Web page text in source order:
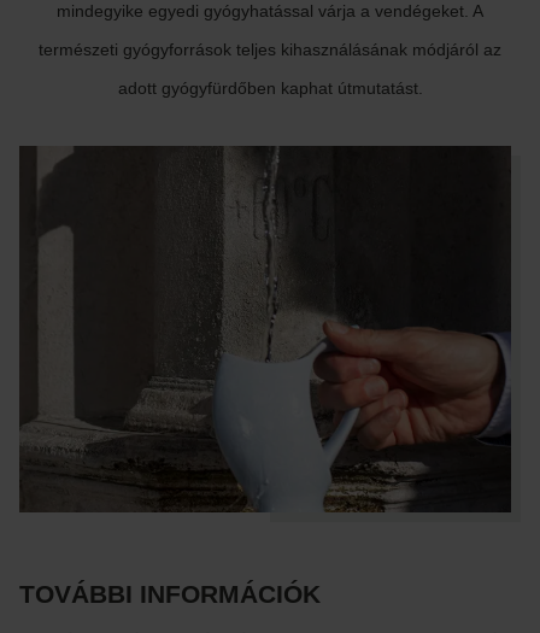
mindegyike egyedi gyógyhatással várja a vendégeket. A
természeti gyógyforrások teljes kihasználásának módjáról az
adott gyógyfürdőben kaphat útmutatást.
TOVÁBBI INFORMÁCIÓK